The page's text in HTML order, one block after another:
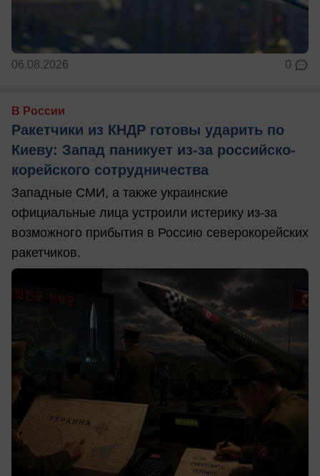
06.08.2026 0
В России
Ракетчики из КНДР готовы ударить по
Киеву: Запад паникует из-за российско-
корейского сотрудничества
Западные СМИ, а также украинские
официальные лица устроили истерику из-за
возможного прибытия в Россию северокорейских
ракетчиков.